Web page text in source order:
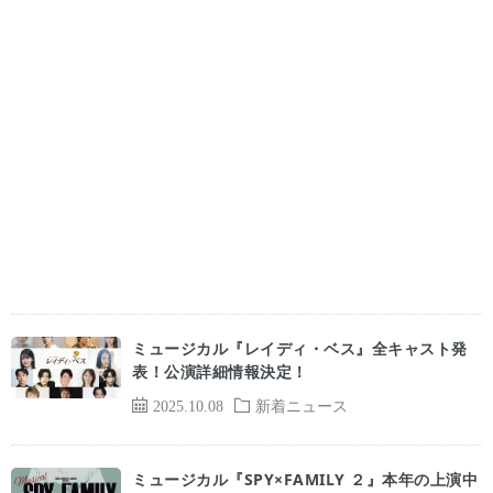
2025.10.08 新着ニュース
ミュージカル『レイディ・ベス』全キャスト発
表！公演詳細情報決定！
ミュージカル『SPY×FAMILY ２』本年の上演中